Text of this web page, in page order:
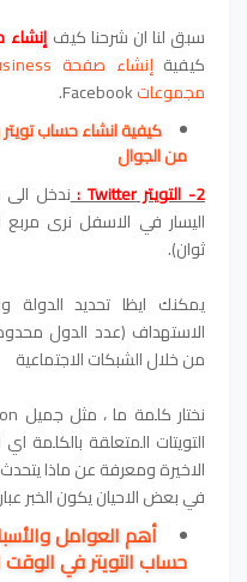
سبق لنا ان شرحنا كيف
كيفيةإنشاء صفحة Page-Business
مجموعات
كيفية انشاء حساب
من الجوال
2- التويتر Twitter :
ندخل
اليسار في الاسفل نرى
ثوان).
يمكنك ايظا تحديد الدولة
من خلال الشبكات الاجتماعية
التويتات المتعلقة بالكلمة اي
الاخيرة ومعرفة عن ماذا يتحدث
في بعض الاحيان يكون الخبر
أهم العوامل
حساب التويتر في الوقت